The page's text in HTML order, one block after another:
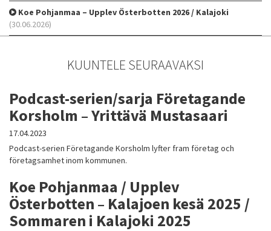
Koe Pohjanmaa – Upplev Österbotten 2026 / Kalajoki
(30.06.2026)
KUUNTELE SEURAAVAKSI
Podcast-serien/sarja Företagande
Korsholm – Yrittävä Mustasaari
17.04.2023
Podcast-serien Företagande Korsholm lyfter fram företag och
företagsamhet inom kommunen.
Koe Pohjanmaa / Upplev
Österbotten – Kalajoen kesä 2025 /
Sommaren i Kalajoki 2025